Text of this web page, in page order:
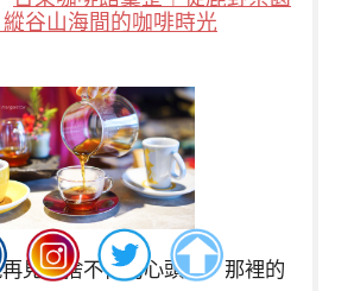
谷山海間的咖啡時光
見都捨不得的心頭好，那裡的